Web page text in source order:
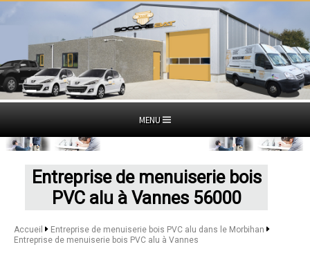
MENU
Entreprise de menuiserie bois
PVC alu à Vannes 56000
Accueil
Entreprise de menuiserie bois PVC alu dans le Morbihan
Entreprise de menuiserie bois PVC alu à Vannes